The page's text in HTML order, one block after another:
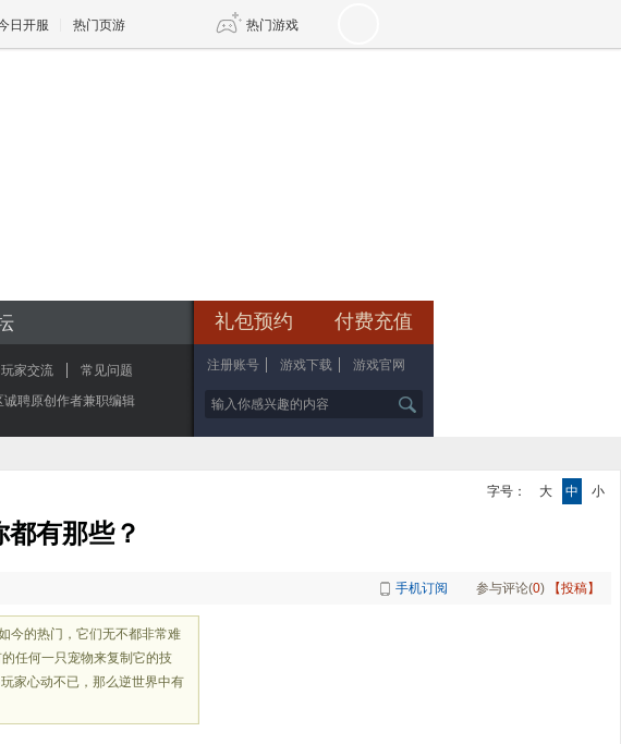
日开服 热门页游 热门游戏
礼包预约 付费充值
注册账号 游戏下载 游戏官网
玩家交流
常见问题
诚聘原创作者兼职编辑
字号： 大 中 小
有那些？
手机订阅 参与评论(0) 【投稿】
今的热门，它们无不都非常难
任何一只宠物来复制它的技
家心动不已，那么逆世界中有